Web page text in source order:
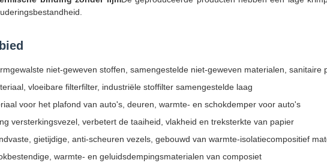
niet-geweven stoffen, samengestelde niet-geweven materialen, sanitaire
vloeibare filterfilter, industriële stoffilter samengestelde laag
voor het plafond van auto's, deuren, warmte- en schokdemper voor auto's
versterkingsvezel, verbetert de taaiheid, vlakheid en treksterkte van papier
gietijdige, anti-scheuren vezels, gebouwd van warmte-isolatiecompositief
warmte- en geluidsdempingsmaterialen van composiet